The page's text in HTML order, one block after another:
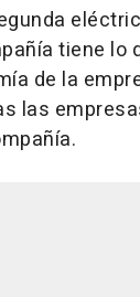
tiene lo
de la
las